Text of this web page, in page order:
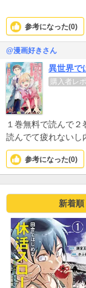
います。剣や戦う
と読み進められます
参考になった(0)
@漫画好きさん
異世界で
購入者レポ
１巻無料で読んで２
読んでて疲れないし
参考になった(0)
新着順